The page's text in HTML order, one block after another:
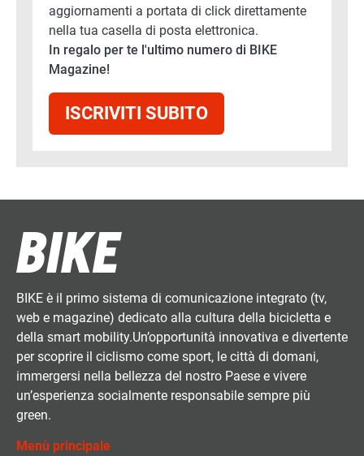
aggiornamenti a portata di click direttamente
nella tua casella di posta elettronica.
In regalo per te l'ultimo numero di BIKE
Magazine!
ISCRIVITI SUBITO
BIKE è il primo sistema di comunicazione integrato (tv,
web e magazine) dedicato alla cultura della bicicletta e
della smart mobility.Un’opportunità innovativa e divertente
per scoprire il ciclismo come sport, le città di domani,
immergersi nella bellezza del nostro Paese e vivere
un’esperienza socialmente responsabile sempre più
green.
Menù principale